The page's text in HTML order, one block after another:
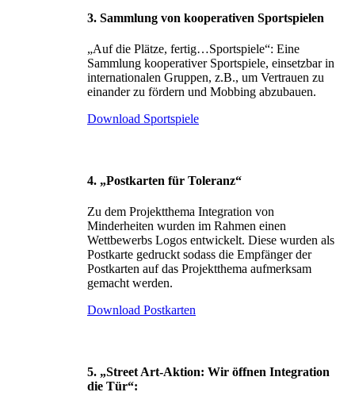
3. Sammlung von kooperativen Sportspielen
„Auf die Plätze, fertig…Sportspiele“: Eine
Sammlung kooperativer Sportspiele, einsetzbar in
internationalen Gruppen, z.B., um Vertrauen zu
einander zu fördern und Mobbing abzubauen.
Download Sportspiele
4. „Postkarten für Toleranz“
Zu dem Projektthema Integration von
Minderheiten wurden im Rahmen einen
Wettbewerbs Logos entwickelt. Diese wurden als
Postkarte gedruckt sodass die Empfänger der
Postkarten auf das Projektthema aufmerksam
gemacht werden.
Download Postkarten
5. „Street Art-Aktion: Wir öffnen Integration
die Tür“: